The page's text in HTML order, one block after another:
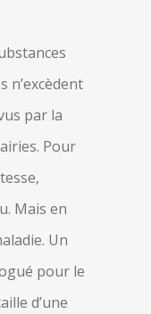
n’excèdent
par la
Pour
Mais en
Un
pour le
d’une